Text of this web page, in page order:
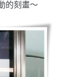
的刻畫～